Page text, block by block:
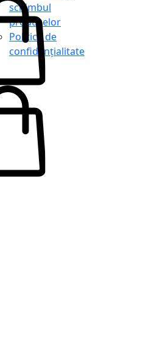
schimbul
produselor
Politica de
confidențialitate